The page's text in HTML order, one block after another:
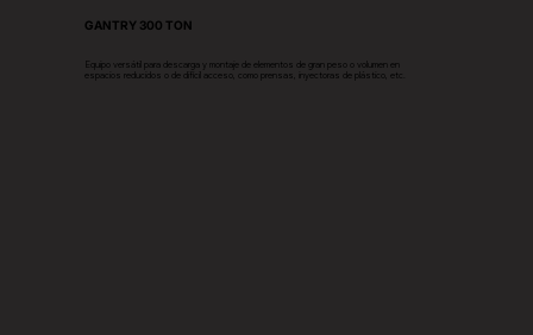
GANTRY 300 TON
Equipo versátil para descarga y montaje de elementos de gran peso o volumen en
espacios reducidos o de difícil acceso, como prensas, inyectoras de plástico, etc.